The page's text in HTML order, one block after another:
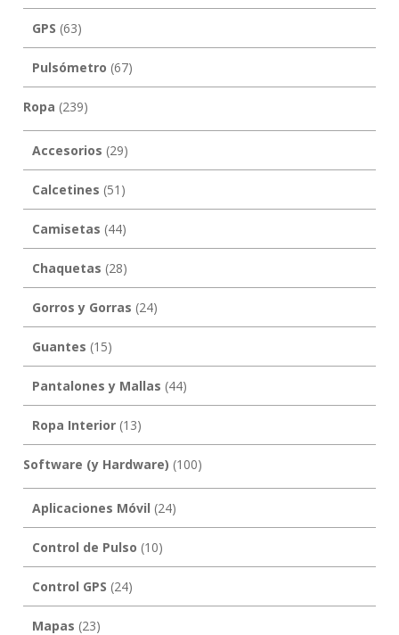
GPS (63)
Pulsómetro (67)
Ropa (239)
Accesorios (29)
Calcetines (51)
Camisetas (44)
Chaquetas (28)
Gorros y Gorras (24)
Guantes (15)
Pantalones y Mallas (44)
Ropa Interior(13)
Software (y Hardware) (100)
Aplicaciones Móvil (24)
Control de Pulso (10)
Control GPS (24)
Mapas (23)